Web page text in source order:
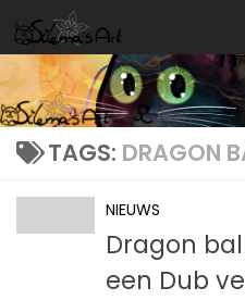
Skip to content
TAGS: DRAGON
NIEUWS
Dragon
een Dub